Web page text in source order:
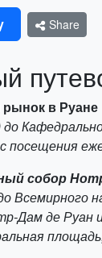
Share
в Руане
посещения
собор
Всемирного
Дам де Руан